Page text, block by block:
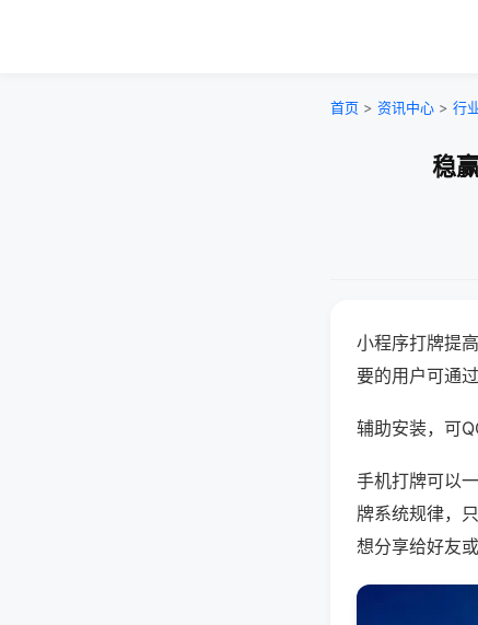
首页 > 资讯中心 > 行
稳
小程序打牌提
要的用户可通
辅助安装，可
手机打牌可以
牌系统规律，
想分享给好友